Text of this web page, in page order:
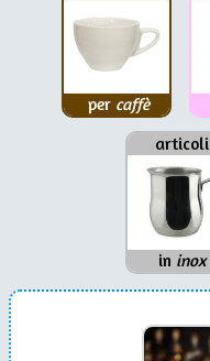
per caffè
articoli
in inox